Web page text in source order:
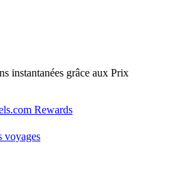
instantanées grâce aux Prix
Rewards
voyages